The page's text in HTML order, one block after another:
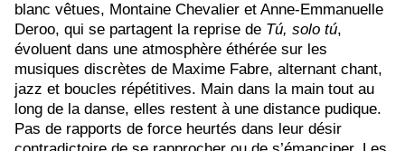
blanc vêtues, Montaine Chevalier et Anne-Emmanuelle
Deroo, qui se partagent la reprise de Tú, solo tú,
évoluent dans une atmosphère éthérée sur les
musiques discrètes de Maxime Fabre, alternant chant,
jazz et boucles répétitives. Main dans la main tout au
long de la danse, elles restent à une distance pudique.
Pas de rapports de force heurtés dans leur désir